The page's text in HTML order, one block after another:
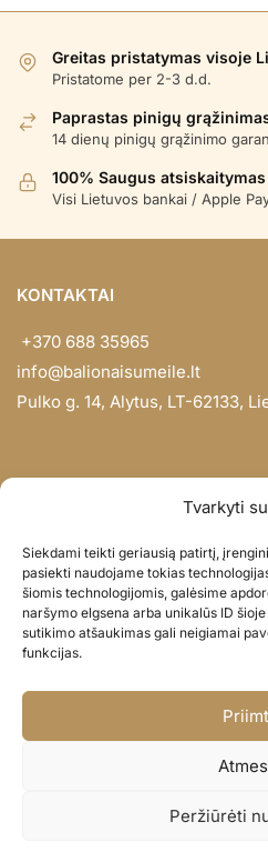
Tvarkyti
Siekdami teikti geriausią patirtį,
pasiekti naudojame tokias
šiomis technologijomis, galėsime
naršymo elgsena arba unikalūs ID
sutikimo atšaukimas gali neigiamai
funkcijas.
Peržiūrėti
Greitas pristatymas visoje
Pristatome per 2-3 d.d.
Paprastas pinigų
14 dienų pinigų grąžinimo
100% Saugus atsiskaitymas
Visi Lietuvos bankai / Apple
KONTAKTAI
+370 688 35965
info@balionaisumeile.lt
Pulko g. 14, Alytus, LT-62133,
Didmena
Darbų portfolio
Privatumo politika
Parduotuvės politika